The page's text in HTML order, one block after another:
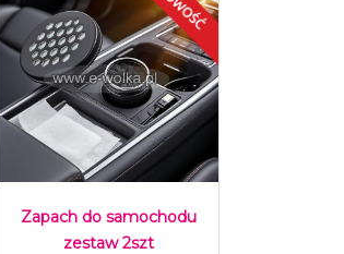
Zapach do samochodu
zestaw 2szt